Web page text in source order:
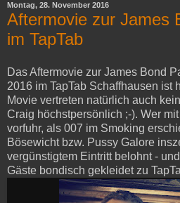
Montag, 28. November 2016
Aftermovie zur James
im TapTab
Das Aftermovie zur James Bond
2016 im TapTab Schaffhausen ist
Movie vertreten natürlich auch
Craig höchstpersönlich ;-). Wer
vorfuhr, als 007 im Smoking
Bösewicht bzw. Pussy Galore
vergünstigtem Eintritt belohnt -
Gäste bondisch gekleidet zu